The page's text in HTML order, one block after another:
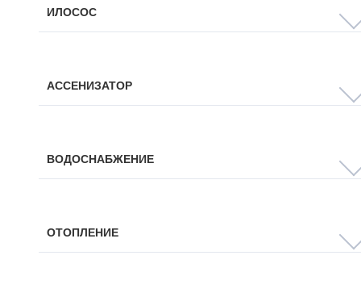
ИЛОСОС
АССЕНИЗАТОР
ВОДОСНАБЖЕНИЕ
ОТОПЛЕНИЕ